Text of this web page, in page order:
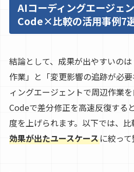
AIコーディングエージェ
Code×比較の活用事例7
結論として、成果が出やすいの
作業」と「変更影響の追跡が必
ィングエージェントで周辺作業
Codeで差分修正を高速反復する
度を上げられます。以下では、比
効果が出たユースケースに絞って